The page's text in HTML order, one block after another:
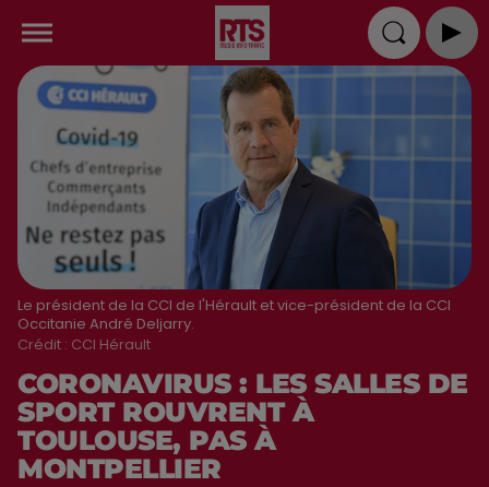
Le président de la CCI de l'Hérault et vice-président de la CCI
Occitanie André Deljarry.
Crédit : CCI Hérault
CORONAVIRUS : LES SALLES DE
SPORT ROUVRENT À
TOULOUSE, PAS À
MONTPELLIER